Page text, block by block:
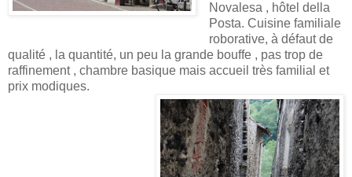
Novalesa , hôtel della
Posta. Cuisine familiale
roborative, à défaut de
qualité , la quantité, un peu la grande bouffe , pas trop de
raffinement , chambre basique mais accueil très familial et
prix modiques.